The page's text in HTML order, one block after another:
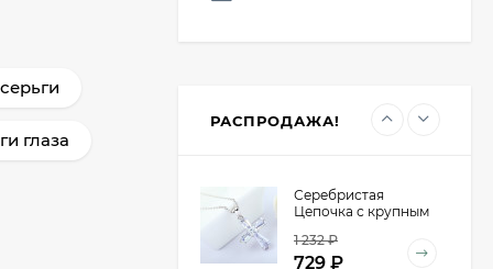
глаза
РАСПРОДАЖА!
Серебристая
Цепочка с крупным
кристаллов E47540
1 232₽
729 ₽